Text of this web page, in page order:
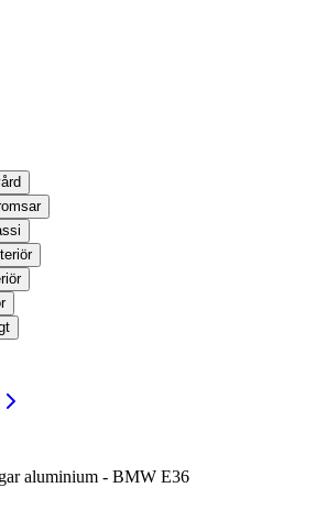
aluminium - BMW E36